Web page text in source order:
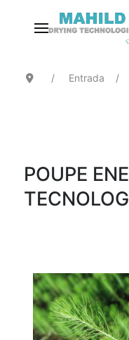
Entrada
POUPE